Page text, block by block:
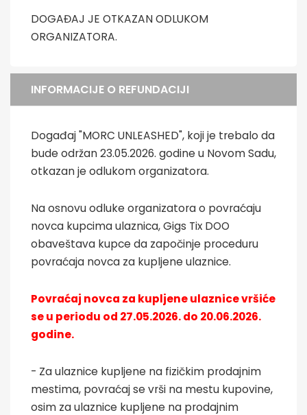
DOGAĐAJ JE OTKAZAN ODLUKOM
ORGANIZATORA.
INFORMACIJE O REFUNDACIJI
Događaj "MORC UNLEASHED", koji je trebalo da
bude održan 23.05.2026. godine u Novom Sadu,
otkazan je odlukom organizatora.
Na osnovu odluke organizatora o povraćaju
novca kupcima ulaznica, Gigs Tix DOO
obaveštava kupce da započinje proceduru
povraćaja novca za kupljene ulaznice.
Povraćaj novca za kupljene ulaznice vršiće
se u periodu od 27.05.2026. do 20.06.2026.
godine.
- Za ulaznice kupljene na fizičkim prodajnim
mestima, povraćaj se vrši na mestu kupovine,
osim za ulaznice kupljene na prodajnim